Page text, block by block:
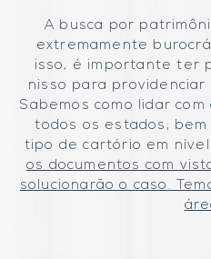
A busca por
extremamente
isso, é importante ter
nisso para
Sabemos como lidar
todos os estados; bem
tipo de cartório em nível
os documentos com
solucionarão o caso.